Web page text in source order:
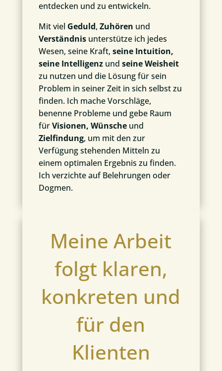
entdecken und zu entwickeln.
Mit viel Geduld, Zuhören und
Verständnisunterstütze ich jedes
Wesen, seine Kraft, seine Intuition,
seine Intelligenz und seine Weisheit
zu nutzen und die Lösung für sein
Problem in seiner Zeit in sich selbst zu
finden. Ich mache Vorschläge,
benenne Probleme und gebe Raum
fürVisionen, Wünsche und
Zielfindung, um mit den zur
Verfügung stehenden Mitteln zu
einem optimalen Ergebnis zu finden.
Ich verzichte auf Belehrungen oder
Dogmen.
Meine Arbeit
folgt klaren,
konkreten und
für den
Klienten